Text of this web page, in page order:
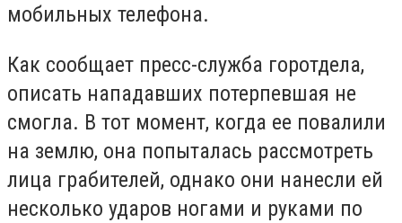
мобильных телефона.
Как сообщает пресс-служба горотдела,
описать нападавших потерпевшая не
смогла. В тот момент, когда ее повалили
на землю, она попыталась рассмотреть
лица грабителей, однако они нанесли ей
несколько ударов ногами и руками по